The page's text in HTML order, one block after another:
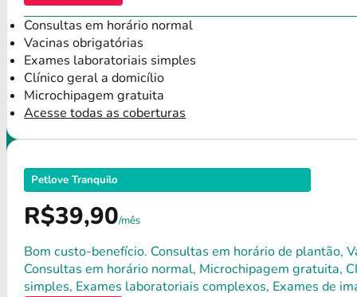
Consultas em horário normal
Vacinas obrigatórias
Exames laboratoriais simples
Clínico geral a domicílio
Microchipagem gratuita
Acesse todas as coberturas
Petlove Tranquilo
R$39,90/mês
Bom custo-benefício. Consultas em horário de plantão,
Consultas em horário normal, Microchipagem gratuita,
simples, Exames laboratoriais complexos, Exames de